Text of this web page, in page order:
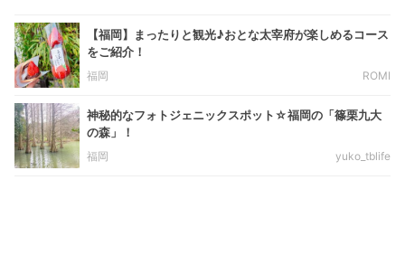
【福岡】まったりと観光♪おとな太宰府が楽しめるコース
をご紹介！
福岡 ROMI
神秘的なフォトジェニックスポット☆福岡の「篠栗九大
の森」！
福岡 yuko_tblife